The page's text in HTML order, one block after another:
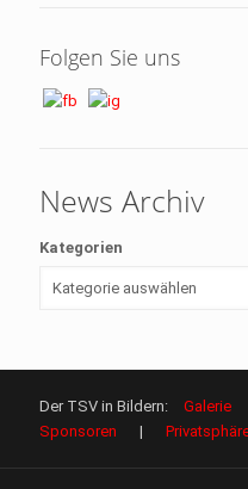
Folgen Sie uns
News Archiv
Kategorien
Der TSV in Bildern: Galerie |
Sponsoren |